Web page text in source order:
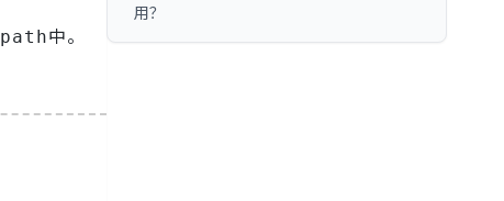
path中。
用？